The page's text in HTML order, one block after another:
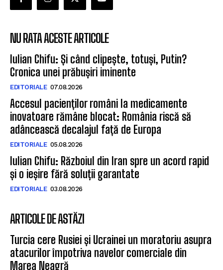
NU RATA ACESTE ARTICOLE
Iulian Chifu: Și când clipește, totuși, Putin?
Cronica unei prăbușiri iminente
EDITORIALE 07.08.2026
Accesul pacienților români la medicamente
inovatoare rămâne blocat: România riscă să
adâncească decalajul față de Europa
EDITORIALE 05.08.2026
Iulian Chifu: Războiul din Iran spre un acord rapid
și o ieșire fără soluții garantate
EDITORIALE 03.08.2026
ARTICOLE DE ASTĂZI
Turcia cere Rusiei și Ucrainei un moratoriu asupra
atacurilor împotriva navelor comerciale din
Marea Neagră